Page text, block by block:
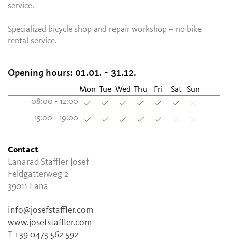
service.
Specialized bicycle shop and repair workshop – no bike
rental service.
Opening hours: 01.01. - 31.12.
Mon Tue Wed Thu Fri Sat
Sun
08:00 - 12:00
15:00 - 19:00
Contact
Lanarad Staffler Josef
Feldgatterweg 2
39011 Lana
info@josefstaffler.com
www.josefstaffler.com
T+39 0473 562 592